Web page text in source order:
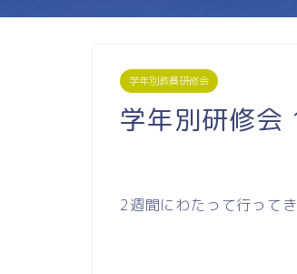
学年別教員研修会
学年別研修会
2週間にわたって行って